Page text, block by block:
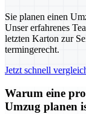
Sie planen einen
Unser erfahrenes
letzten Karton zur
termingerecht.
Jetzt schnell
Warum eine
Umzug planen